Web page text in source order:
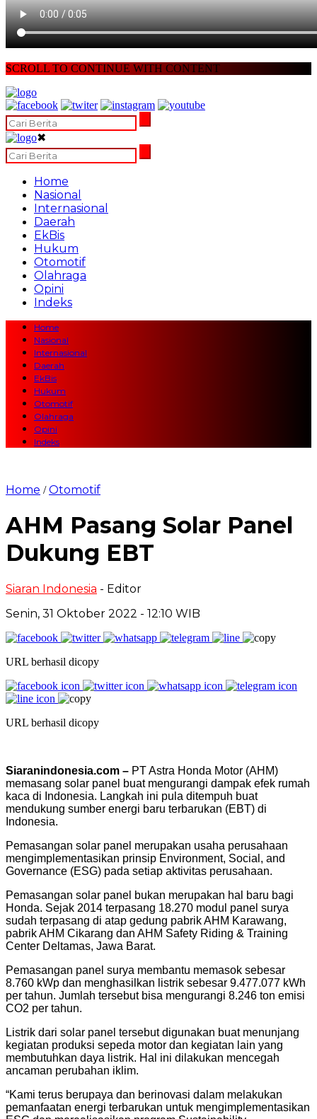
SCROLL TO CONTINUE WITH CONTENT
✖
Home
Nasional
Internasional
Daerah
EkBis
Hukum
Otomotif
Olahraga
Opini
Indeks
Home
Nasional
Internasional
Daerah
EkBis
Hukum
Otomotif
Olahraga
Opini
Indeks
Home /Otomotif
AHM Pasang Solar Panel
Dukung EBT
Siaran Indonesia - Editor
Senin, 31 Oktober 2022 - 12:10 WIB
URL berhasil dicopy
URL berhasil dicopy
Siaranindonesia.com – PT Astra Honda Motor (AHM)
memasang solar panel buat mengurangi dampak efek rumah
kaca di Indonesia. Langkah ini pula ditempuh buat
mendukung sumber energi baru terbarukan (EBT) di
Indonesia.
Pemasangan solar panel merupakan usaha perusahaan
mengimplementasikan prinsip Environment, Social, and
Governance (ESG) pada setiap aktivitas perusahaan.
Pemasangan solar panel bukan merupakan hal baru bagi
Honda. Sejak 2014 terpasang 18.270 modul panel surya
sudah terpasang di atap gedung pabrik AHM Karawang,
pabrik AHM Cikarang dan AHM Safety Riding & Training
Center Deltamas, Jawa Barat.
Pemasangan panel surya membantu memasok sebesar
8.760 kWp dan menghasilkan listrik sebesar 9.477.077 kWh
per tahun. Jumlah tersebut bisa mengurangi 8.246 ton emisi
CO2 per tahun.
Listrik dari solar panel tersebut digunakan buat menunjang
kegiatan produksi sepeda motor dan kegiatan lain yang
membutuhkan daya listrik. Hal ini dilakukan mencegah
ancaman perubahan iklim.
“Kami terus berupaya dan berinovasi dalam melakukan
pemanfaatan energi terbarukan untuk mengimplementasikan